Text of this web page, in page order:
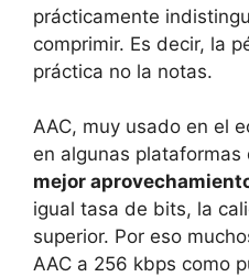
prácticamente
comprimir. Es decir, la
práctica no la notas.
AAC, muy usado en el
en algunas
mejor
igual tasa de bits, la
superior. Por eso
AAC a 256 kbps como